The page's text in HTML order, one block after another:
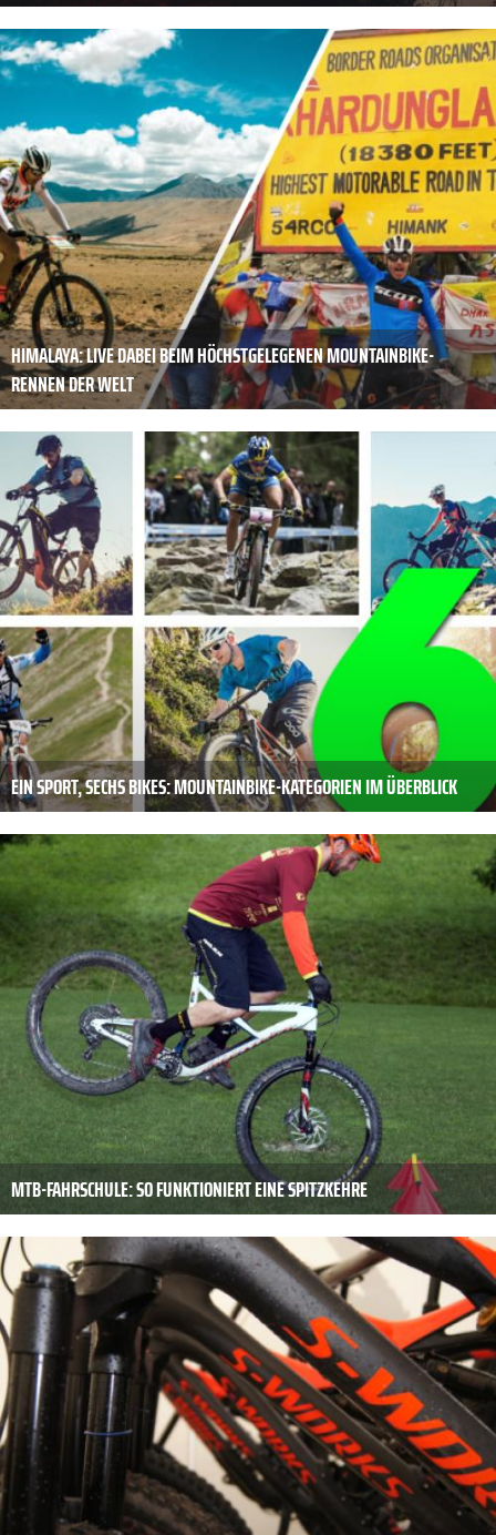
HIMALAYA: LIVE DABEI BEIM HÖCHSTGELEGENEN MOUNTAINBIKE-
RENNEN DER WELT
EIN SPORT, SECHS BIKES: MOUNTAINBIKE-KATEGORIEN IM ÜBERBLICK
MTB-FAHRSCHULE: SO FUNKTIONIERT EINE SPITZKEHRE